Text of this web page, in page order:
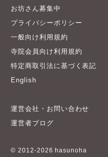
お坊さん募集中
プライバシーポリシー
一般向け利用規約
寺院会員向け利用規約
特定商取引法に基づく表記
English
運営会社・お問い合わせ
運営者ブログ
© 2012-2026 hasunoha